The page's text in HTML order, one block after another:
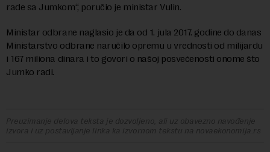
rade sa Jumkom“, poručio je ministar Vulin.
Ministar odbrane naglasio je da od 1. jula 2017. godine do danas
Ministarstvo odbrane naručilo opremu u vrednosti od milijardu
i 167 miliona dinara i to govori o našoj posvećenosti onome što
Jumko radi.
Preuzimanje delova teksta je dozvoljeno, ali uz obavezno navođenje
izvora i uz postavljanje linka ka izvornom tekstu na novaekonomija.rs